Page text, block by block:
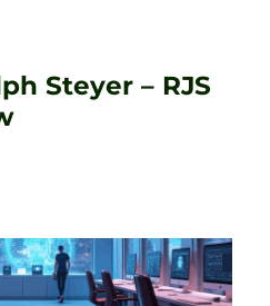
Steyer – RJS